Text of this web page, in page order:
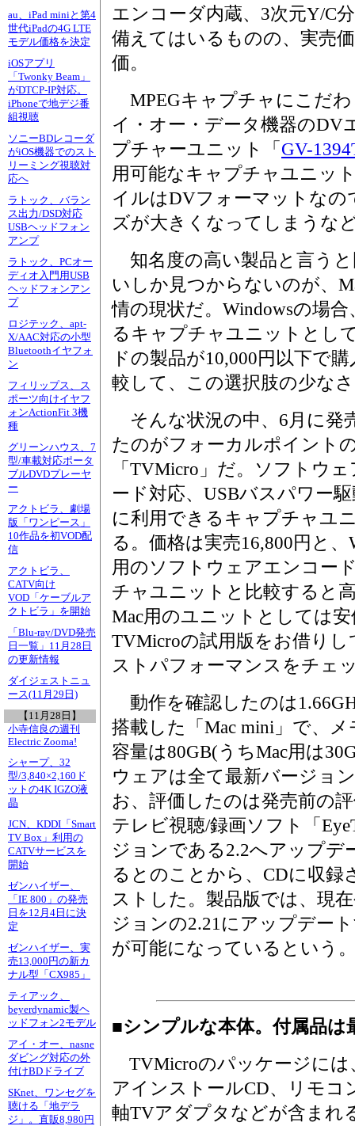
au、iPad miniと第4
世代iPadの4G LTE
モデル価格を決定
iOSアプリ
「Twonky Beam」
がDTCP-IP対応。
iPhoneで地デジ番
組視聴
ソニーBDレコーダ
がiOS機器でのスト
リーミング視聴対
応へ
ラトック、バラン
ス出力/DSD対応
USBヘッドフォン
アンプ
ラトック、PCオー
ディオ入門用USB
ヘッドフォンアン
プ
ロジテック、apt-
X/AAC対応の小型
Bluetoothイヤフォ
ン
フィリップス、ス
ポーツ向けイヤフ
ォンActionFit 3機
種
グリーンハウス、7
型/車載対応ポータ
ブルDVDプレーヤ
ー
アクトビラ、劇場
版「ワンピース」
10作品を初VOD配
信
アクトビラ、
CATV向け
VOD「ケーブルア
クトビラ」を開始
「Blu-ray/DVD発売
日一覧」11月28日
の更新情報
ダイジェストニュ
ース(11月29日)
【11月28日】
小寺信良の週刊
Electric Zooma!
シャープ、32
型/3,840×2,160ド
ットの4K IGZO液
晶
JCN、KDDI「Smart
TV Box」利用の
CATVサービスを
開始
ゼンハイザー、
「IE 800」の発売
日を12月4日に決
定
ゼンハイザー、実
売13,000円の新カ
ナル型「CX985」
ティアック、
beyerdynamic製ヘ
ッドフォン2モデル
アイ・オー、nasne
ダビング対応の外
付けBDドライブ
SKnet、ワンセグを
聴ける「地デラ
ジ」。直販8,980円
エンコーダ内蔵、3次元Y/C
備えてはいるものの、実売
価。
MPEGキャプチャにこだ
イ・オー・データ機器のDV
プチャーユニット「 GV-
用可能なキャプチャユニッ
イルはDVフォーマットな
ズが大きくなってしまうな
知名度の高い製品と言う
いしか見つからないのが、
情の現状だ。Windowsの場
るキャプチャユニットとし
ドの製品が10,000円以下で
較して、この選択肢の少な
そんな状況の中、6月に発
たのがフォーカルポイント
「TVMicro」だ。ソフトウ
ード対応、USBバスパワー
に利用できるキャプチャユ
る。価格は実売16,800円と、
用のソフトウェアエンコー
チャユニットと比較すると
Mac用のユニットとしては
TVMicroの試用版をお借り
ストパフォーマンスをチェ
動作を確認したのは
搭載した「Mac mini」で、
容量は80GB(うちMac用は
ウェアは全て最新バージョ
お、評価したのは発売前の
テレビ視聴/録画ソフト「
ジョンである2.2へアップデ
るとのことから、CDに収録
ストした。製品版では、現
ジョンの2.21にアップデー
が可能になっているという
■シンプルな本体。付属品は
TVMicroのパッケージには
アインストールCD、リモコ
軸TVアダプタなどが含まれ